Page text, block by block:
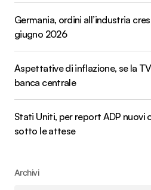
Germania, ordini all’industria
giugno 2026
Aspettative di inflazione, se la
banca centrale
Stati Uniti, per report ADP nuovi
sotto le attese
Archivi